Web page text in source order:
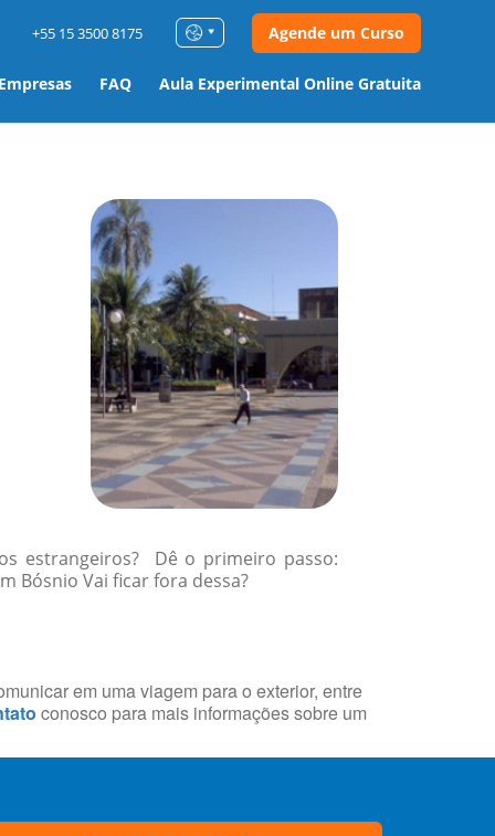
FAQ Aula Experimental Online Gratuita
+55 15 3500 8175 Agende um Curso
estrangeiros? Dê o primeiro passo:
Bósnio Vai ficar fora dessa?
em uma viagem para o exterior, entre
conosco para mais informações sobre um